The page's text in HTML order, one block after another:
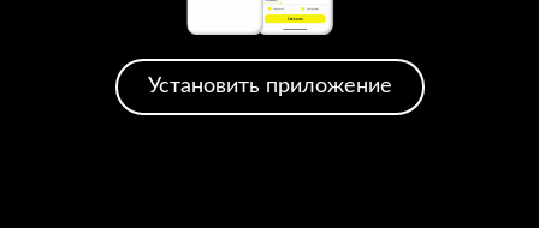
Установить приложение